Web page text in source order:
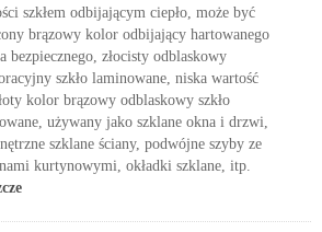
szkłem odbijającym ciepło, może być
brązowy kolor odbijający hartowanego
bezpiecznego, złocisty odblaskowy
szkło laminowane, niska wartość
kolor brązowy odblaskowy szkło
używany jako szklane okna i drzwi,
szklane ściany, podwójne szyby ze
kurtynowymi, okładki szklane, itp.